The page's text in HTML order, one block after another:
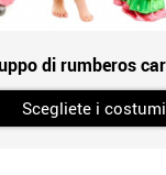
di rumberos
Scegliete i costumi